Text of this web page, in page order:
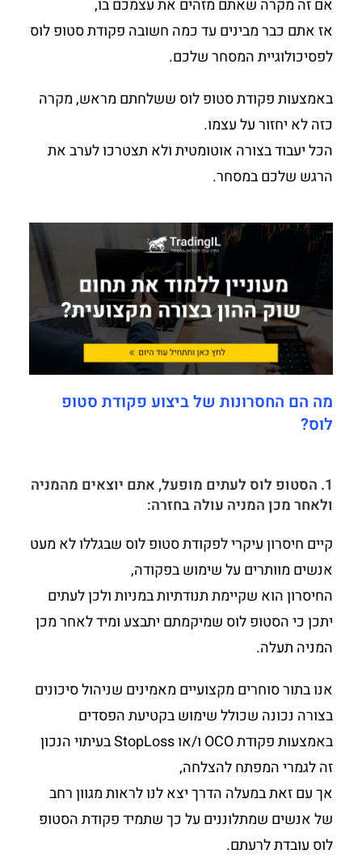
אם זה מקרה שאתם מזהים את עצמכם בו,
אז אתם כבר מבינים עד כמה חשובה פקודת סטופ לוס
לפסיכולוגיית המסחר שלכם.
באמצעות פקודת סטופ לוס ששלחתם מראש, מקרה
כזה לא יחזור על עצמו.
הכל יעבוד בצורה אוטומטית ולא תצטרכו לערב את
הרגש שלכם במסחר.
מה הם החסרונות של ביצוע פקודת סטופ
לוס?
1. הסטופ לוס לעתים מופעל, אתם יוצאים מהמניה
ולאחר מכן המניה עולה בחזרה:
קיים חיסרון עיקרי לפקודת סטופ לוס שבגללו לא מעט
אנשים מוותרים על שימוש בפקודה,
החיסרון הוא שקיימת תנודתיות במניות ולכן לעתים
יתכן כי הסטופ לוס שמיקמתם יתבצע ומיד לאחר מכן
המניה תעלה.
אנו בתור סוחרים מקצועיים מאמינים שניהול סיכונים
בצורה נכונה שכולל שימוש בקטיעת הפסדים
באמצעות פקודת OCO ו/או StopLoss בעיתוי הנכון
זה לגמרי המפתח להצלחה,
אך עם זאת במעלה הדרך יצא לנו לראות מגוון רחב
של אנשים שמתלוננים על כך שתמיד פקודת הסטופ
לוס עובדת לרעתם.